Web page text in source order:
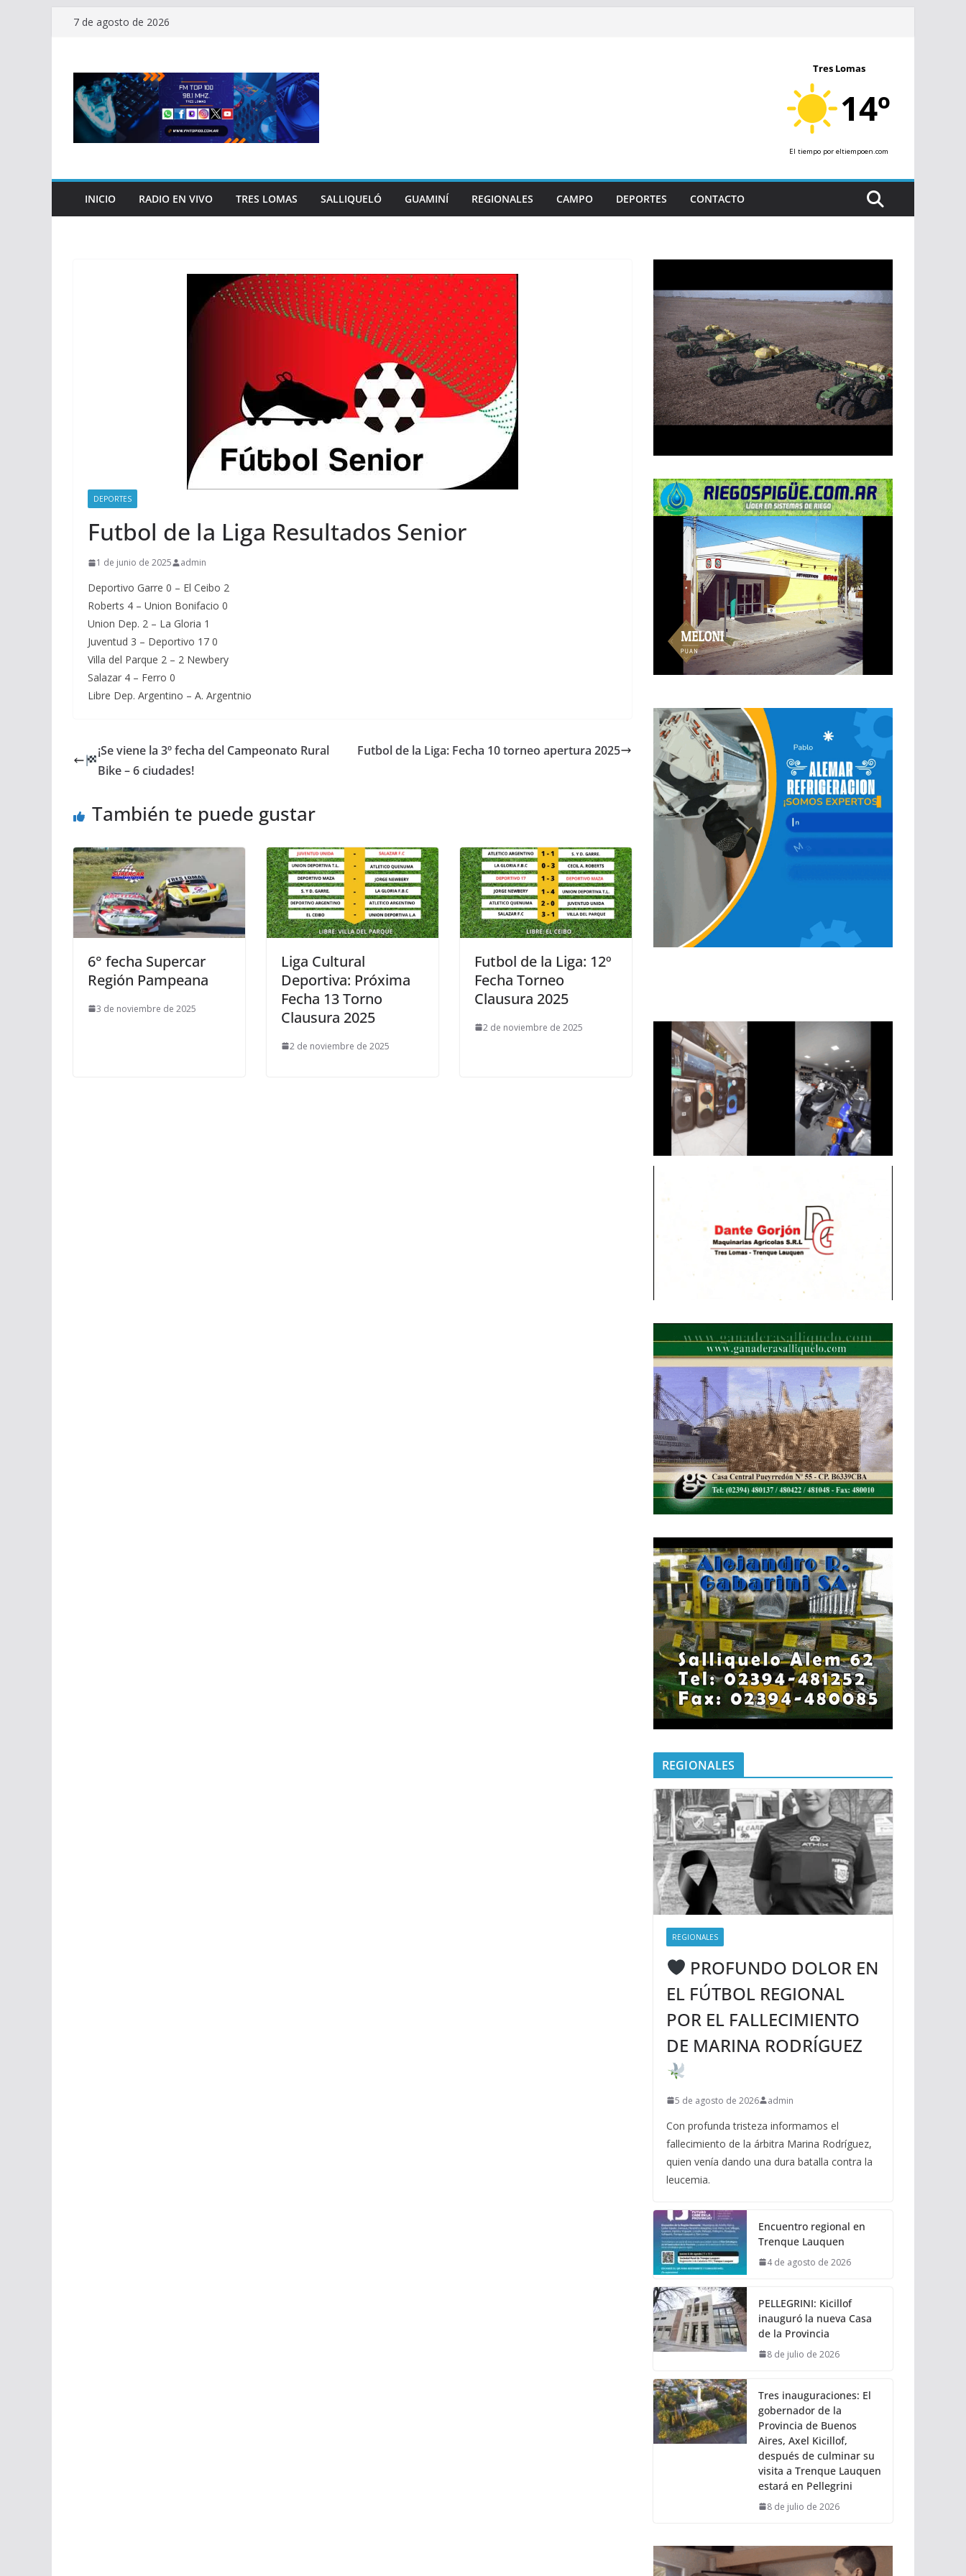
Saltar7 de agosto de 2026
Tres Lomas
14º
El tiempo por eltiempoen.com
INICIO RADIO EN VIVO TRES LOMAS SALLIQUELÓ GUAMINÍ REGIONALES CAMPO DEPORTES CONTACTO
DEPORTES
Futbol de la Liga Resultados Senior
1 de junio de 2025 admin
Deportivo Garre 0 – El Ceibo 2
Roberts 4 – Union Bonifacio 0
Union Dep. 2 – La Gloria 1
Juventud 3 – Deportivo 17 0
Villa del Parque 2 – 2 Newbery
Salazar 4 – Ferro 0
Libre Dep. Argentino – A. Argentnio
¡Se viene la 3º fecha del Campeonato Rural
Bike – 6 ciudades!
Futbol de la Liga: Fecha 10 torneo apertura 2025
También te puede gustar
6° fecha Supercar
Región Pampeana
3 de noviembre de 2025
Liga Cultural
Deportiva: Próxima
Fecha 13 Torno
Clausura 2025
2 de noviembre de 2025
Futbol de la Liga: 12º
Fecha Torneo
Clausura 2025
2 de noviembre de 2025
REGIONALES
REGIONALES
PROFUNDO DOLOR EN
EL FÚTBOL REGIONAL
POR EL FALLECIMIENTO
DE MARINA RODRÍGUEZ
5 de agosto de 2026 admin
Con profunda tristeza informamos el
fallecimiento de la árbitra Marina Rodríguez,
quien venía dando una dura batalla contra la
leucemia.
Encuentro regional en
Trenque Lauquen
4 de agosto de 2026
PELLEGRINI: Kicillof
inauguró la nueva Casa
de la Provincia
8 de julio de 2026
Tres inauguraciones: El
gobernador de la
Provincia de Buenos
Aires, Axel Kicillof,
después de culminar su
visita a Trenque Lauquen
estará en Pellegrini
8 de julio de 2026